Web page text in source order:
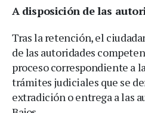
A disposición de las
Tras la retención, el
de las autoridades
proceso correspondiente a
trámites judiciales que se
extradición o entrega a las